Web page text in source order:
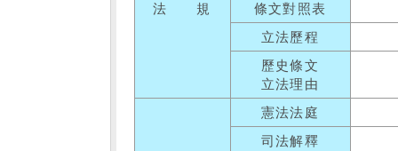
法 規
條文對照表
立法歷程
歷史條文
立法理由
憲法法庭
司法解釋